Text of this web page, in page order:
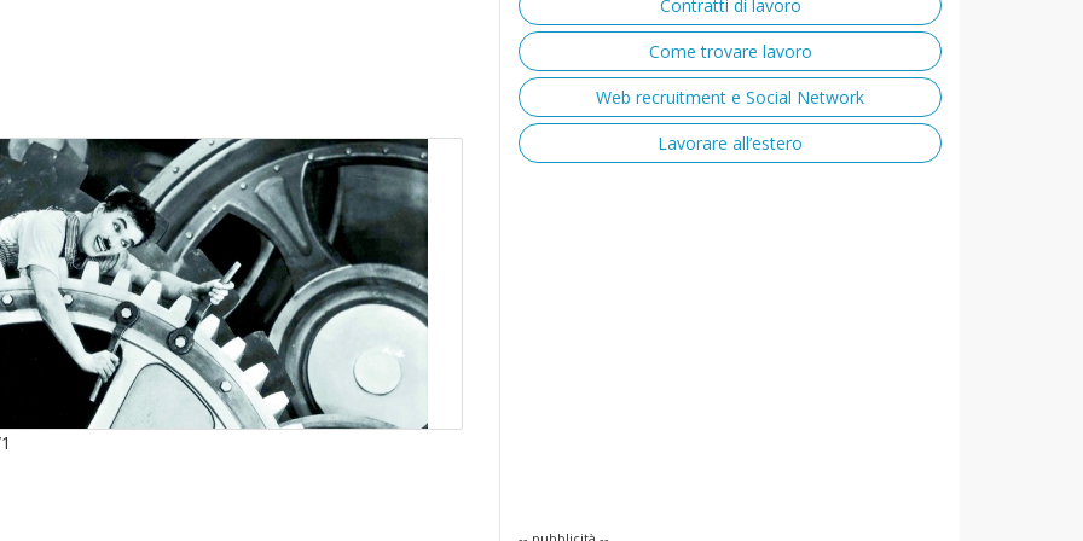
Contratti di lavoro
Come trovare lavoro
Web recruitment e Social Network
Lavorare all’estero